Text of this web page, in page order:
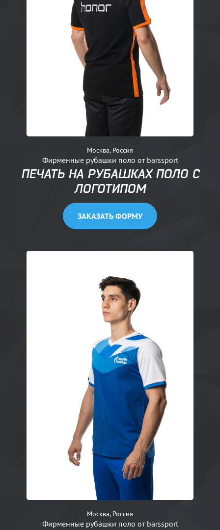
Москва, Россия
Фирменные рубашки поло от barssport
ПЕЧАТЬ НА РУБАШКАХ ПОЛО С
ЛОГОТИПОМ
ЗАКАЗАТЬ ФОРМУ
Москва, Россия
Фирменные рубашки поло от barssport